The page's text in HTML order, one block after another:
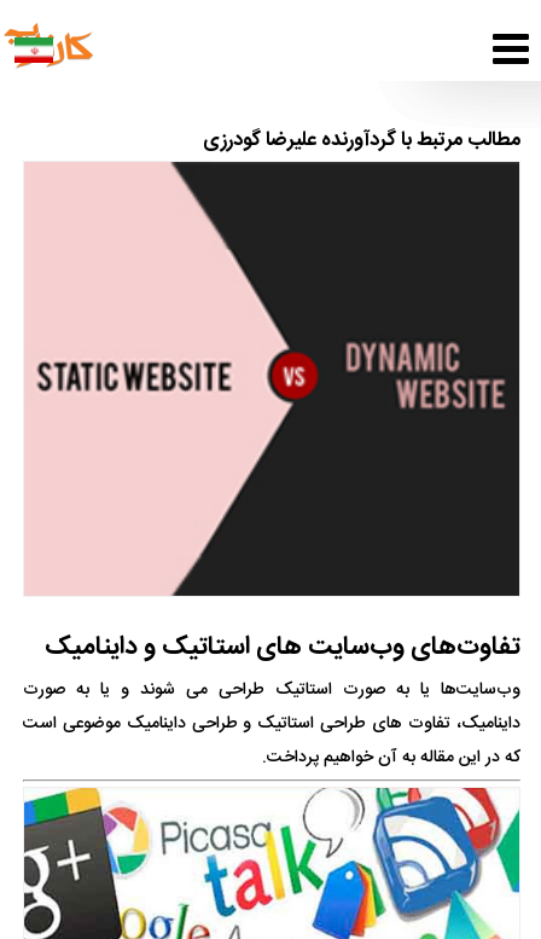
مطالب مرتبط با گردآورنده علیرضا گودرزی
تفاوت‌های وب‌سایت های استاتیک و داینامیک
وب‌سایت‌ها یا به صورت استاتیک طراحی می شوند و یا به صورت
داینامیک، تفاوت های طراحی استاتیک و طراحی داینامیک موضوعی است
که در این مقاله به آن خواهیم پرداخت.